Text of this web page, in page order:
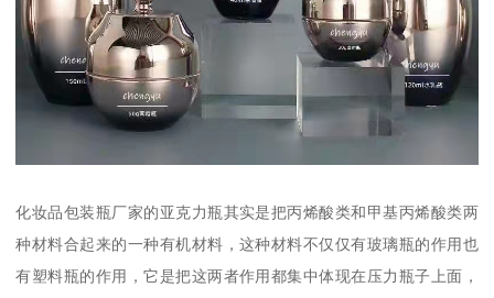
化妆品包装瓶厂家的亚克力瓶其实是把丙烯酸类和甲基丙烯酸类两
种材料合起来的一种有机材料，这种材料不仅仅有玻璃瓶的作用也
有塑料瓶的作用，它是把这两者作用都集中体现在压力瓶子上面，